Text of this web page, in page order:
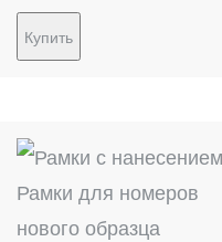
Купить
Рамки для номеров
нового образца